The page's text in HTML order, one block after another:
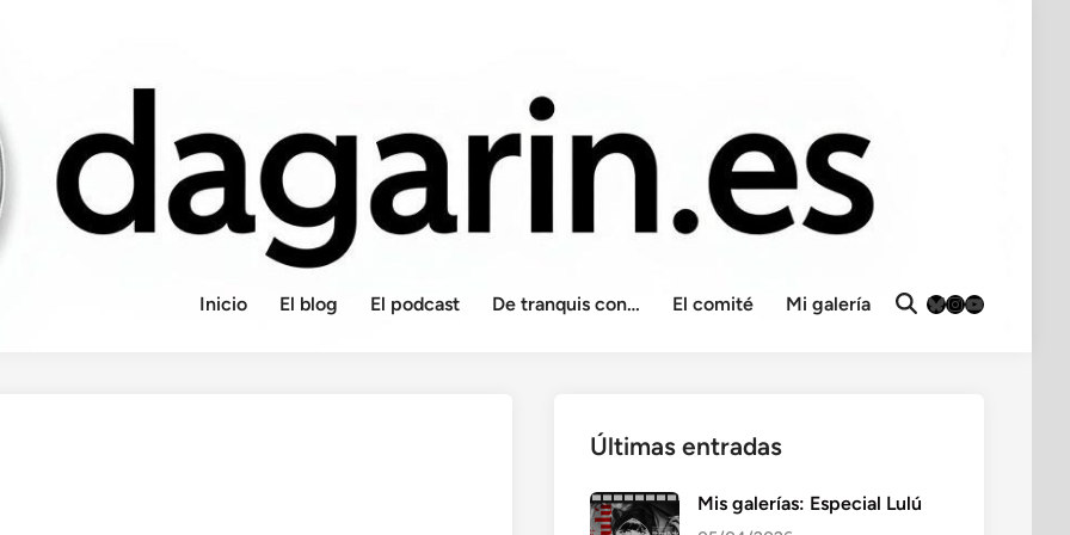
Inicio El blog El podcast De tranquis con… El comité Mi galería
AbrirBluesky
Instagram
YouTube
Últimas entradas
Mis galerías: Especial Lulú